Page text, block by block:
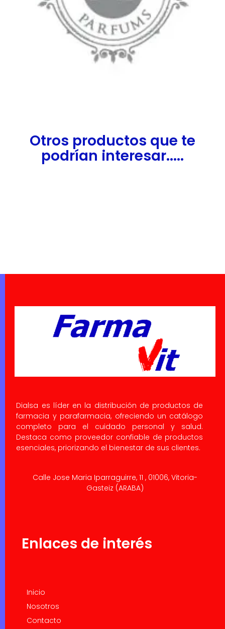
Otros productos que te
podrían interesar.....
Dialsa es líder en la distribución de productos de
farmacia y parafarmacia, ofreciendo un catálogo
completo para el cuidado personal y salud.
Destaca como proveedor confiable de productos
esenciales, priorizando el bienestar de sus clientes.
Calle Jose Maria Iparraguirre, 11 , 01006, Vitoria-
Gasteiz (ARABA)
Enlaces de interés
Inicio
Nosotros
Contacto